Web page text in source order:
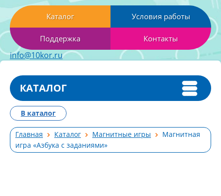
Каталог Условия работы
Поддержка Контакты
info@10kor.ru
КАТАЛОГ
Главная Каталог Магнитные игры
Магнитная
игра «Азбука с заданиями»
В каталог